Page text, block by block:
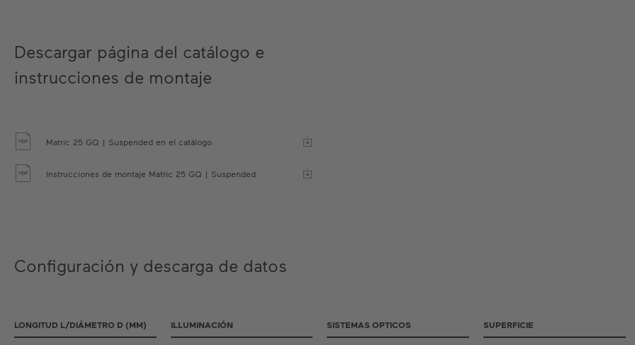
Descargar página del catálogo e
instrucciones de montaje
Matric 25 GQ | Suspended en el catálogo
Instrucciones de montaje Matric 25 GQ | Suspended
Configuración y descarga de datos
LONGITUD L/DIÁMETRO D (MM) ILLUMINACIÓN SISTEMAS OPTICOS SUPERFICIE